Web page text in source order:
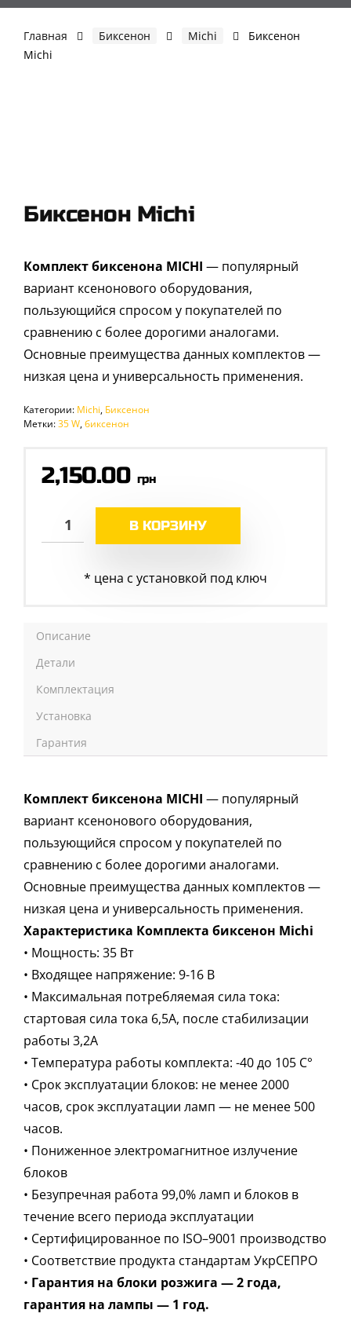
Skip
contentГлавная Биксенон Michi
Биксенон
Michi
Биксенон Michi
Комплект биксенона MICHI — популярный
вариант ксенонового оборудования,
пользующийся спросом у покупателей по
сравнению с более дорогими аналогами.
Основные преимущества данных комплектов —
низкая цена и универсальность применения.
Категории: Michi, Биксенон
Метки:35 W,биксенон
2,150.00 грн
В КОРЗИНУ
* цена с установкой под ключ
Описание
Детали
Комплектация
Установка
Гарантия
Комплект биксенона MICHI — популярный
вариант ксенонового оборудования,
пользующийся спросом у покупателей по
сравнению с более дорогими аналогами.
Основные преимущества данных комплектов —
низкая цена и универсальность применения.
Характеристика Комплекта биксенон Michi
• Мощность: 35 Вт
• Входящее напряжение: 9-16 В
• Максимальная потребляемая сила тока:
стартовая сила тока 6,5A, после стабилизации
работы 3,2A
• Температура работы комплекта: -40 до 105 С°
• Срок эксплуатации блоков: не менее 2000
часов, срок эксплуатации ламп — не менее 500
часов.
• Пониженное электромагнитное излучение
блоков
• Безупречная работа 99,0% ламп и блоков в
течение всего периода эксплуатации
• Сертифицированное по ISO–9001 производство
• Соответствие продукта стандартам УкрСЕПРО
• Гарантия на блоки розжига — 2 года,
гарантия на лампы — 1 год.